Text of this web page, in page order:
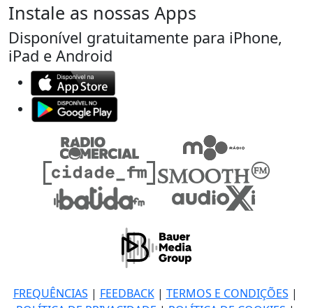
Instale as nossas Apps
Disponível gratuitamente para iPhone,
iPad e Android
FREQUÊNCIAS | FEEDBACK| TERMOS E CONDIÇÕES |